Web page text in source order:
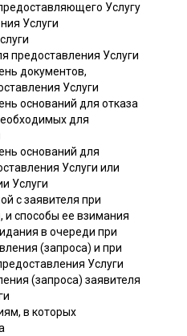
Услугу
Услуги
предоставления Услуги
документов,
Услуги
оснований для отказа
для
оснований для
Услуги или
Услуги
с заявителя при
и способы ее взимания
в очереди при
(запроса) и при
Услуги
(запроса) заявителя
в которых